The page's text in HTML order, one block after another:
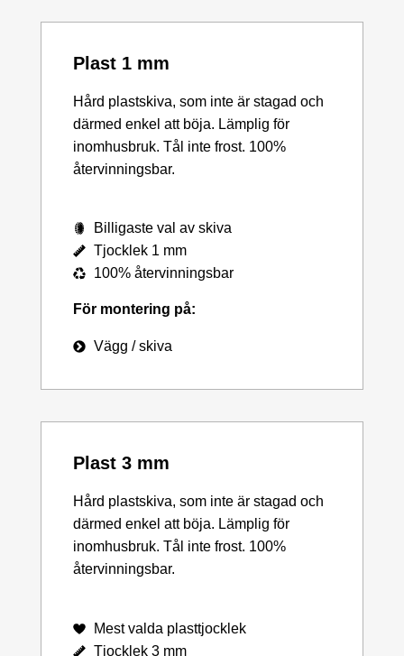
Plast 1 mm
Hård plastskiva, som inte är stagad och
därmed enkel att böja. Lämplig för
inomhusbruk. Tål inte frost. 100%
återvinningsbar.
Billigaste val av skiva
Tjocklek 1 mm
100% återvinningsbar
För montering på:
Vägg / skiva
Plast 3 mm
Hård plastskiva, som inte är stagad och
därmed enkel att böja. Lämplig för
inomhusbruk. Tål inte frost. 100%
återvinningsbar.
Mest valda plasttjocklek
Tjocklek 3 mm